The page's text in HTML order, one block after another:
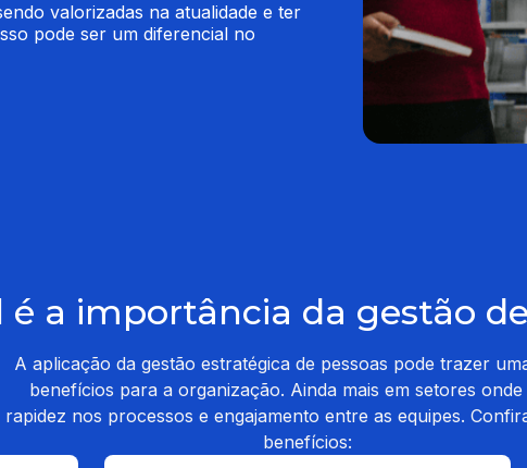
valorizadas na atualidade e ter
pode ser um diferencial no
é a importância da gestão
A aplicação da gestão estratégica de pessoas pode trazer
benefícios para a organização. Ainda mais em setores onde
rapidez nos processos e engajamento entre as equipes.
benefícios: